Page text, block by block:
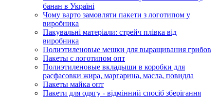
банан в Україні
Чому варто замовляти пакети з логотипом у
виробника
Пакувальні матеріали: стрейч плівка від
виробника
Полиэтиленовые мешки для выращивания грибов
Пакеты с логотипом опт
Полиэтиленовые вкладыши в коробки для
расфасовки жира, маргарина, масла, повидла
Пакеты майка опт
Пакети для одягу - відмінний спосіб зберігання